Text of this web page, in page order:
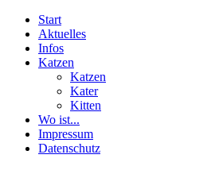
Start
Aktuelles
Infos
Katzen
Katzen
Kater
Kitten
Wo ist...
Impressum
Datenschutz